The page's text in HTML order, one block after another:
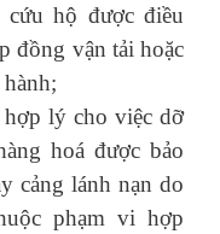
hộ được điều
đồng vận tải hoặc
lý cho việc dỡ
hoá được bảo
cảng lánh nạn do
phạm vi hợp